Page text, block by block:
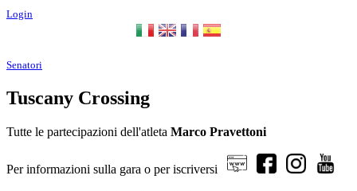
Login
Senatori
Tuscany Crossing
Tutte le partecipazioni dell'atleta Marco Pravettoni
Per informazioni sulla gara o per iscriversi